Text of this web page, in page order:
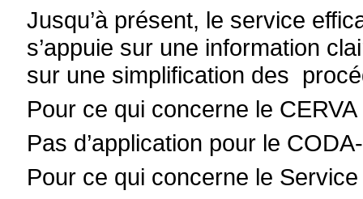
Jusqu’à présent, le service
s’appuie sur une information
sur une simplification des
Pour ce qui concerne le CERVA
Pas d’application pour le
Pour ce qui concerne le